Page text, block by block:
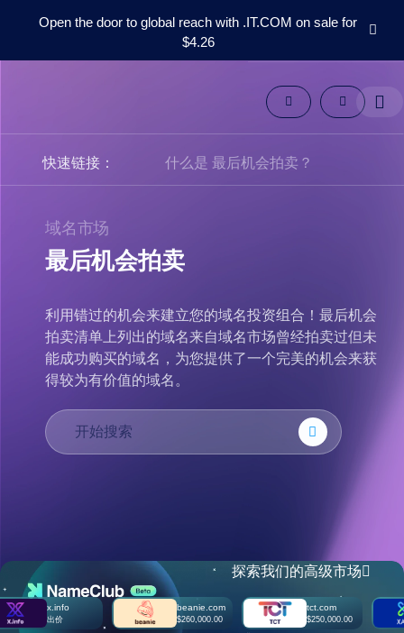
Open the door to global reach with .IT.COM on sale for
$4.26
域
工
English
Español
العربية
Português
Français
本
語
한
국
USD
($)
US Dollar USD ($)
Euro EUR (€)
快速链接： 什么是 最后机会拍卖？
域名市场
最后机会拍卖
利用错过的机会来建立您的域名投资组合！最后机会
拍卖清单上列出的域名来自域名市场曾经拍卖过但未
能成功购买的域名，为您提供了一个完美的机会来获
得较为有价值的域名。
探索我们的高级市场
x.info beanie.com
$260,000.00
tct.com
$250,000.00